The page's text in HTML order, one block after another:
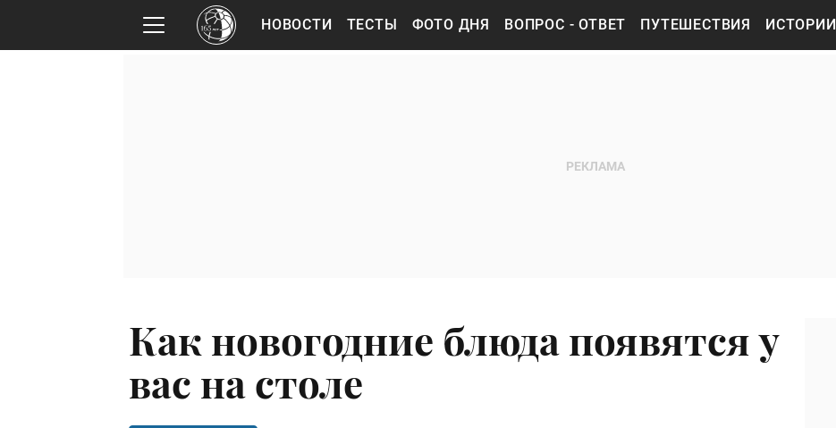
НОВОСТИ ТЕСТЫ ФОТО ДНЯ ВОПРОС - ОТВЕТ ПУТЕШЕСТВИЯ ИСТОРИИ
Как новогодние блюда появятся у
вас на столе